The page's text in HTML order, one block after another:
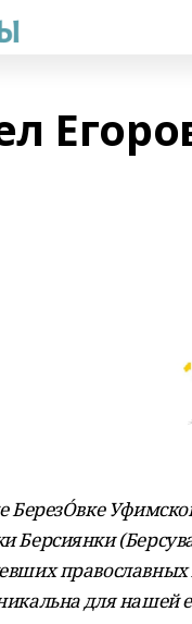
БерезÓвке
Берсиянки
для нашей